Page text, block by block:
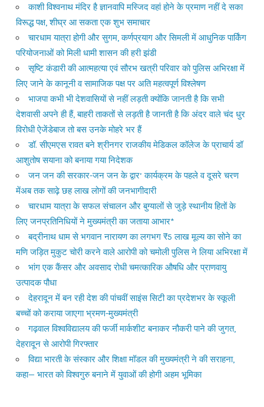
काशी विश्वनाथ मंदिर है ज्ञानवापि मस्जिद वहां होने के प्रमाण नहीं दे सका
विरूद्ध पक्ष, शीघ्र आ सकता एक शुभ समाचार
चारधाम यात्रा होगी और सुगम, कर्णप्रयाग और सिमली में आधुनिक पार्किंग
परियोजनाओं को मिली धामी शासन की हरी झंडी
सृष्टि कंडारी की आत्महत्या एवं सौरभ खत्री परिवार को पुलिस अभिरक्षा में
लिए जाने के कानूनी व सामाजिक पक्ष पर अति महत्वपूर्ण विश्लेषण
भाजपा कभी भी देशवासियों से नहीं लड़ती क्योंकि जानती है कि सभी
देशवासी अपने ही हैं, बाहरी ताकतों से लड़ती है जानती है कि अंदर वाले चंद धुर
विरोधी ऐजेंडेबाज तो बस उनके मोहरे भर हैं
डॉ. सीएमएस रावत बने श्रीनगर राजकीय मेडिकल कॉलेज के प्राचार्य डॉ
आशुतोष सयाना को बनाया गया निदेशक
जन जन की सरकार-जन जन के द्वार’ कार्यक्रम के पहले व दूसरे चरण
मेंअब तक साढ़े छह लाख लोगों की जनभागीदारी
चारधाम यात्रा के सफल संचालन और बुग्यालों से जुड़े स्थानीय हितों के
लिए जनप्रतिनिधियों ने मुख्यमंत्री का जताया आभार*
बद्रीनाथ धाम से भगवान नारायण का लगभग ₹5 लाख मूल्य का सोने का
मणि जड़ित मुकुट चोरी करने वाले आरोपी को चमोली पुलिस ने लिया अभिरक्षा में
भांग एक कैंसर और अवसाद रोधी चमत्कारिक औषधि और प्राणवायु
उत्पादक पौधा
देहरादून में बन रही देश की पांचवीं साइंस सिटी का प्रदेशभर के स्कूली
बच्चों को कराया जाएगा भ्रमण-मुख्यमंत्री
गढ़वाल विश्वविद्यालय की फर्जी मार्कशीट बनाकर नौकरी पाने की जुगत,
देहरादून से आरोपी गिरफ्तार
विद्या भारती के संस्कार और शिक्षा मॉडल की मुख्यमंत्री ने की सराहना,
कहा— भारत को विश्वगुरु बनाने में युवाओं की होगी अहम भूमिका